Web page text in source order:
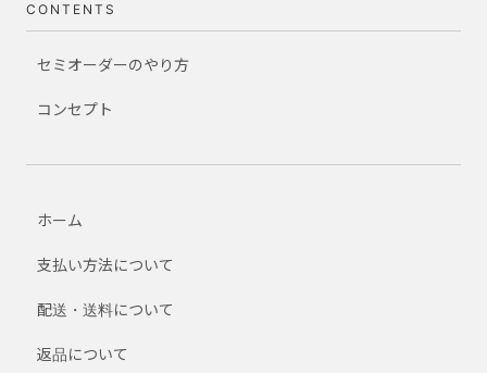
CONTENTS
セミオーダーのやり方
コンセプト
ホーム
支払い方法について
配送・送料について
返品について